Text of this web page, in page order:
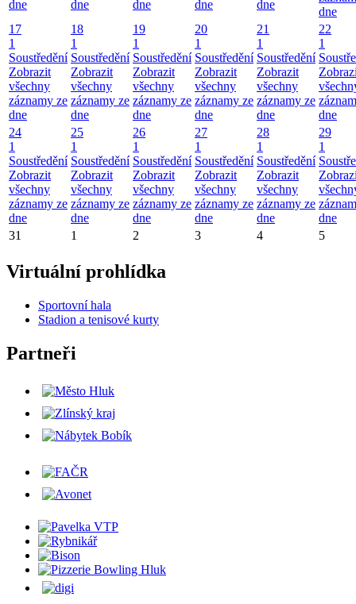
dne dne dne dne dne
dne
17
1
Soustředění
Zobrazit
všechny
záznamy ze
dne
18
1
Soustředění
Zobrazit
všechny
záznamy ze
dne
19
1
Soustředění
Zobrazit
všechny
záznamy ze
dne
20
1
Soustředění
Zobrazit
všechny
záznamy ze
dne
21
1
Soustředění
Zobrazit
všechny
záznamy ze
dne
22
1
dne
24
1
Soustředění
Zobrazit
všechny
záznamy ze
dne
25
1
Soustředění
Zobrazit
všechny
záznamy ze
dne
26
1
Soustředění
Zobrazit
všechny
záznamy ze
dne
27
1
Soustředění
Zobrazit
všechny
záznamy ze
dne
28
1
Soustředění
Zobrazit
všechny
záznamy ze
dne
29
1
dne
31
1 2 3 4 5
Virtuální prohlídka
Sportovní hala
Stadion a tenisové kurty
Partneři